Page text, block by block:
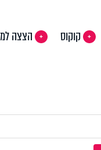
קוקוס הצצה